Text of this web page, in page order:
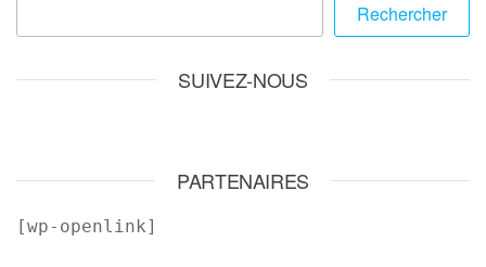
Rechercher
SUIVEZ-NOUS
PARTENAIRES
[wp-openlink]